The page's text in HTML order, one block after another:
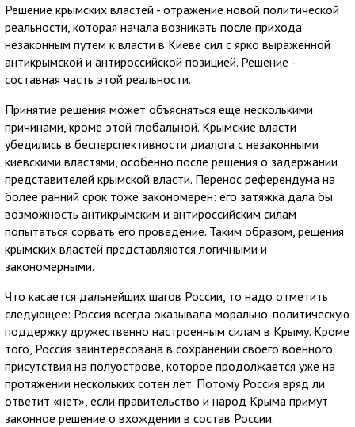
Решение крымских властей - отражение новой политической
реальности, которая начала возникать после прихода
незаконным путем к власти в Киеве сил с ярко выраженной
антикрымской и антироссийской позицией. Решение -
составная часть этой реальности.
Принятие решения может объясняться еще несколькими
причинами, кроме этой глобальной. Крымские власти
убедились в бесперспективности диалога с незаконными
киевскими властями, особенно после решения о задержании
представителей крымской власти. Перенос референдума на
более ранний срок тоже закономерен: его затяжка дала бы
возможность антикрымским и антироссийским силам
попытаться сорвать его проведение. Таким образом, решения
крымских властей представляются логичными и
закономерными.
Что касается дальнейших шагов России, то надо отметить
следующее: Россия всегда оказывала морально-политическую
поддержку дружественно настроенным силам в Крыму. Кроме
того, Россия заинтересована в сохранении своего военного
присутствия на полуострове, которое продолжается уже на
протяжении нескольких сотен лет. Потому Россия вряд ли
ответит «нет», если правительство и народ Крыма примут
законное решение о вхождении в состав России.